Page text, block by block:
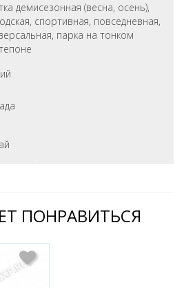
демисезонная (весна, осень),
спортивная, повседневная,
парка на тонком
ПОНРАВИТЬСЯ